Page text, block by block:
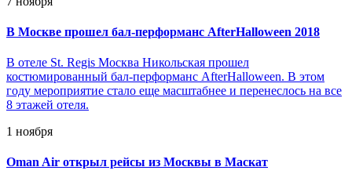
В Москве прошел бал-перформанс AfterHalloween 2018
В отеле St. Regis Москва Никольская прошел
костюмированный бал-перформанс AfterHalloween. В этом
году мероприятие стало еще масштабнее и перенеслось на все
8 этажей отеля.
1 ноября
Oman Air открыл рейсы из Москвы в Маскат